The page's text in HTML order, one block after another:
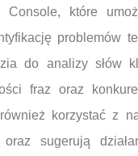
Console, które
problemów
do analizy słów
fraz oraz
korzystać z
sugerują